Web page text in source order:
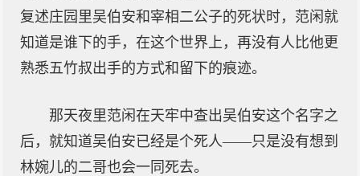
复述庄园里吴伯安和宰相二公子的死状时，范闲就
知道是谁下的手，在这个世界上，再没有人比他更
熟悉五竹叔出手的方式和留下的痕迹。
那天夜里范闲在天牢中查出吴伯安这个名字之
后，就知道吴伯安已经是个死人——只是没有想到
林婉儿的二哥也会一同死去。